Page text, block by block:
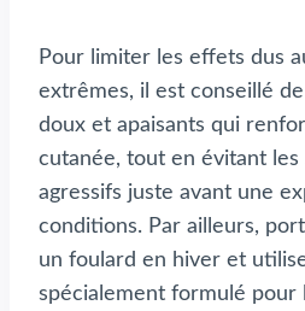
Pour limiter les effets dus
extrêmes, il est conseillé
doux et apaisants qui
cutanée, tout en évitant les
agressifs juste avant une
conditions. Par ailleurs,
un foulard en hiver et
spécialement formulé pour